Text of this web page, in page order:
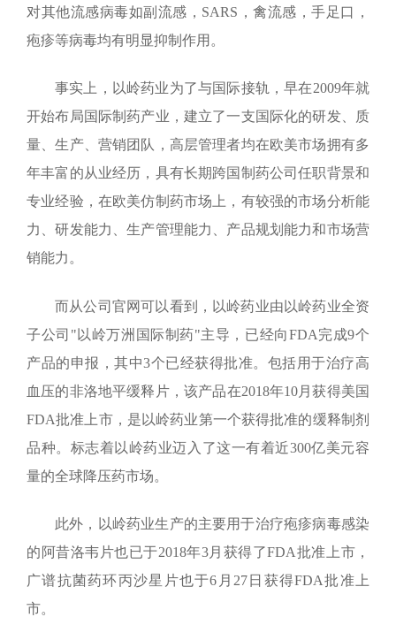
对其他流感病毒如副流感， SARS ，禽流感，手足口，
疱疹等病毒均有明显抑制作用。
事实上，以岭药业为了与国际接轨，早在2009年就
开始布局国际制药产业，建立了一支国际化的研发、质
量、生产、营销团队，高层管理者均在欧美市场拥有多
年丰富的从业经历，具有长期跨国制药公司任职背景和
专业经验，在欧美仿制药市场上，有较强的市场分析能
力、研发能力、生产管理能力、产品规划能力和市场营
销能力。
而从公司官网可以看到，以岭药业由以岭药业全资
子公司"以岭万洲国际制药"主导，已经向FDA完成9个
产品的申报，其中3个已经获得批准。包括用于治疗高
血压的非洛地平缓释片，该产品在2018年10月获得美国
FDA批准上市，是以岭药业第一个获得批准的缓释制剂
品种。标志着以岭药业迈入了这一有着近300亿美元容
量的全球降压药市场。
此外，以岭药业生产的主要用于治疗疱疹病毒感染
的阿昔洛韦片也已于2018年3月获得了FDA批准上市，
广谱抗菌药环丙沙星片也于6 月 27 日获得FDA批准上
市。